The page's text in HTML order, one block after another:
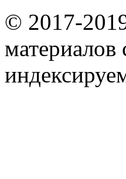
© 2017-
материалов